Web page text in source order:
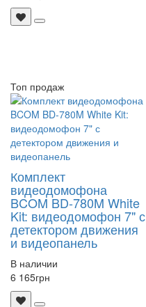
Топ продаж
Комплект
видеодомофона
BCOM BD-780M White
Kit: видеодомофон 7" с
детектором движения
и видеопанель
В наличии
6 165грн